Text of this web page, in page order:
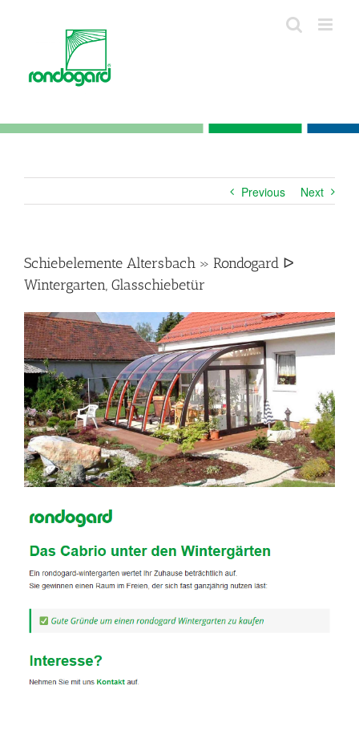
Previous Next
Schiebelemente Altersbach » Rondogard ᐅ
Wintergarten, Glasschiebetür